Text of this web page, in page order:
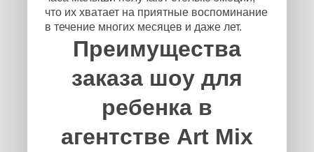
что их хватает на приятные воспоминание
в течение многих месяцев и даже лет.
Преимущества
заказа шоу для
ребенка в
агентстве Art Mix